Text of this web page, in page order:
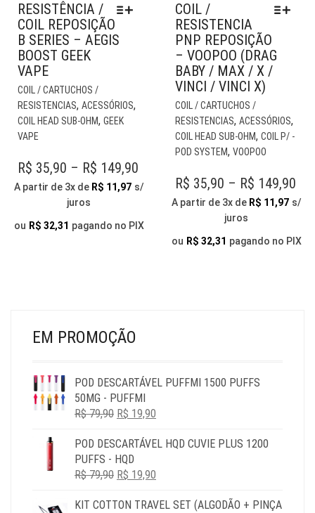
RESISTÊNCIA /
COIL REPOSIÇÃO
B SERIES – AEGIS
BOOST GEEK
VAPE
COIL / CARTUCHOS /
RESISTENCIAS, ACESSÓRIOS,
COIL HEAD SUB-OHM, GEEK
VAPE
PRODUTO
VARIANTES.
OPÇÕES
PODEM
ESCOLHIDAS
R$ 35,90 – R$ 149,90
RANGE:
R$ 35,90
THROUGH
R$ 149,90
A partir de 3x de R$ 11,97 s/
juros
ou R$ 32,31 pagando no PIX
COIL /
RESISTENCIA
PNP REPOSIÇÃO
– VOOPOO (DRAG
BABY / MAX / X /
VINCI / VINCI X)
COIL / CARTUCHOS /
RESISTENCIAS, ACESSÓRIOS,
COIL HEAD SUB-OHM, COIL P/ -
POD SYSTEM, VOOPOO
R$ 35,90 – R$ 149,90
A partir de 3x de R$ 11,97 s/
juros
ou R$ 32,31 pagando no PIX
EM PROMOÇÃO
POD DESCARTÁVEL PUFFMI 1500 PUFFS
50MG - PUFFMI
R$79,90 O
ORIGINAL
ERA:
R$ 79,90.
R$ 19,90
ATUAL
POD DESCARTÁVEL HQD CUVIE PLUS 1200
PUFFS - HQD
R$79,90 O
ORIGINAL
R$ 19,90
ATUAL
KIT COTTON TRAVEL SET (ALGODÃO + PINÇA